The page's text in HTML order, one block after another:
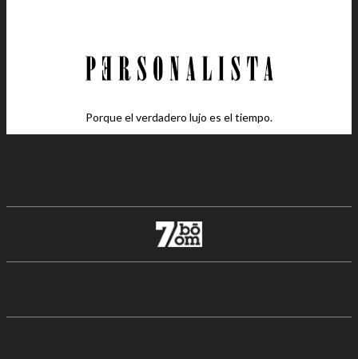
Porque el verdadero lujo es el tiempo.